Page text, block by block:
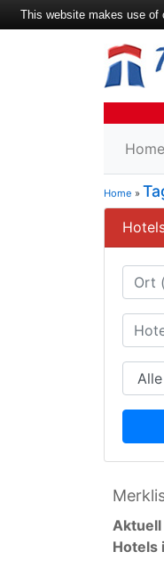
Home
Home »
Aktuell
Hotels
This website makes use of